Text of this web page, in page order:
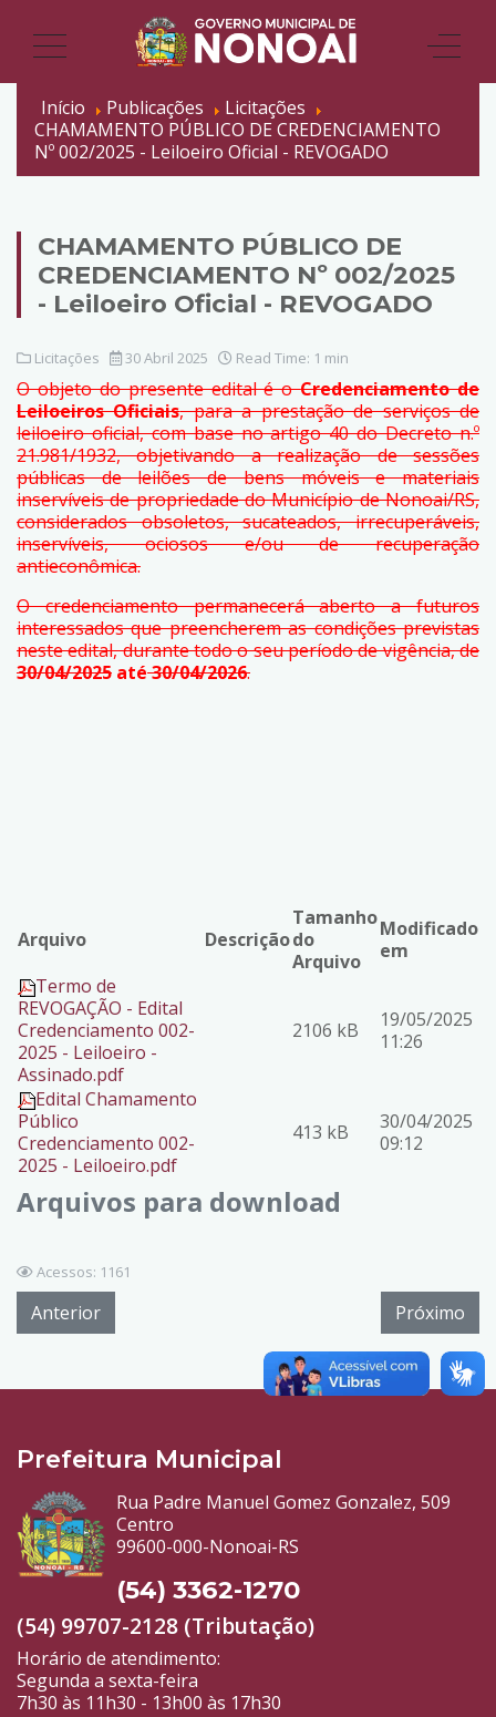
Início Publicações
Licitações
CHAMAMENTO PÚBLICO DE CREDENCIAMENTO
Nº 002/2025 - Leiloeiro Oficial - REVOGADO
CHAMAMENTO PÚBLICO DE
CREDENCIAMENTO Nº 002/2025
- Leiloeiro Oficial - REVOGADO
Licitações 30 Abril 2025 Read Time: 1 min
O objeto do presente edital é oCredenciamento de
Leiloeiros Oficiais, para a prestação de serviços de
leiloeiro oficial, com base no artigo 40 do Decreto n.º
21.981/1932, objetivando a realização de sessões
públicas de leilões de bens móveis e materiais
inservíveis de propriedade do Município de Nonoai/RS,
considerados obsoletos, sucateados, irrecuperáveis,
inservíveis, ociosos e/ou de recuperação
antieconômica.
O credenciamento permanecerá aberto a futuros
interessados que preencherem as condições previstas
neste edital, durante todo o seu período de vigência, de
30/04/2025 até30/04/2026.
Arquivos para download
Arquivo Descrição
Tamanho
do
Arquivo
Modificado
em
Termo de
REVOGAÇÃO - Edital
Credenciamento 002-
2025 - Leiloeiro -
Assinado.pdf
2106 kB
19/05/2025
11:26
Edital Chamamento
Público
Credenciamento 002-
2025 - Leiloeiro.pdf
413 kB
30/04/2025
09:12
Acessos: 1161
Anterior Próximo
Prefeitura Municipal
Rua Padre Manuel Gomez Gonzalez, 509
Centro
99600-000-Nonoai-RS
(54) 3362-1270
(54) 99707-2128 (Tributação)
Horário de atendimento:
Segunda a sexta-feira
7h30 às 11h30 - 13h00 às 17h30